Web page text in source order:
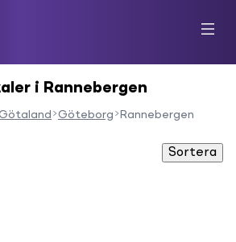
i Rannebergen
Göteborg Rannebergen
Sortera